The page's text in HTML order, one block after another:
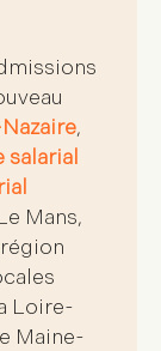
,
salarial
Mans,
Loire-
Maine-